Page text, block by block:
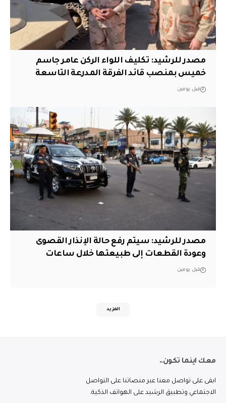
مصدر للرشيد: تكليف اللواء الركن عامر جاسم
خميس بمنصب قائد الفرقة المدرعة التاسعة
قبل يومين
مصدر للرشيد: سيتم رفع حالة الإنذار القصوى
وعودة القطعات إلى طبيعتها خلال ساعات
قبل يومين
المزيد
معك اينما تكون..
ابقى على تواصل معنا عبر منصاتنا على التواصل
الاجتماعي وتطبيق الرشيد على الهواتف الذكية.